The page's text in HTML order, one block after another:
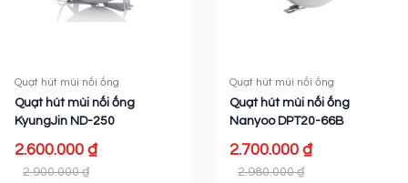
Quạt hút mùi nối ống
Quạt hút mùi nối ống
KyungJin ND-250
2.600.000 ₫
2.900.000 ₫
Quạt hút mùi nối ống
Quạt hút mùi nối ống
Nanyoo DPT20-66B
2.700.000 ₫
2.980.000 ₫